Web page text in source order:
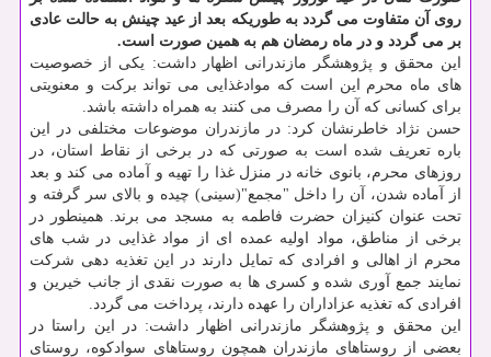
روی آن متفاوت می گردد به طوریكه بعد از عید چینش به حالت عادی
بر می گردد و در ماه رمضان هم به همین صورت است.
این محقق و پژوهشگر مازندرانی اظهار داشت: یكی از خصوصیت
های ماه محرم این است كه موادغذایی می تواند بركت و معنویتی
برای كسانی كه آن را مصرف می كنند به همراه داشته باشد.
حسن نژاد خاطرنشان كرد: در مازندران موضوعات مختلفی در این
باره تعریف شده است به صورتی كه در برخی از نقاط استان، در
روزهای محرم، بانوی خانه در منزل غذا را تهیه و آماده می كند و بعد
از آماده شدن، آن را داخل "مجمع"(سینی) چیده و بالای سر گرفته و
تحت عنوان كنیزان حضرت فاطمه به مسجد می برند. همینطور در
برخی از مناطق، مواد اولیه عمده ای از مواد غذایی در شب های
محرم از اهالی و افرادی كه تمایل دارند در این تغذیه دهی شركت
نمایند جمع آوری شده و كسری ها به صورت نقدی از جانب خیرین و
افرادی كه تغذیه عزاداران را عهده دارند، پرداخت می گردد.
این محقق و پژوهشگر مازندرانی اظهار داشت: در این راستا در
بعضی از روستاهای مازندران همچون روستاهای سوادكوه، روستای